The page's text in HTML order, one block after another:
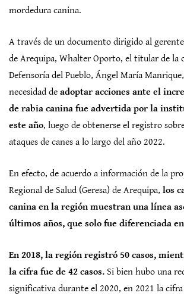
mordedura canina.
A través de un documento dirigido al
de Arequipa, Whalter Oporto, el titular de la
Defensoría del Pueblo, Ángel María
necesidad de adoptar acciones ante el
de rabia canina fue advertida por la
este año, luego de obtenerse el registro
ataques de canes a lo largo del año 2022.
En efecto, de acuerdo a información de la
Regional de Salud (Geresa) de Arequipa, los
canina en la región muestran una línea
últimos años, que solo fue diferenciada
En 2018, la región registró 50 casos,
la cifra fue de 42 casos. Si bien hubo una
significativa durante el 2020, en 2021 la